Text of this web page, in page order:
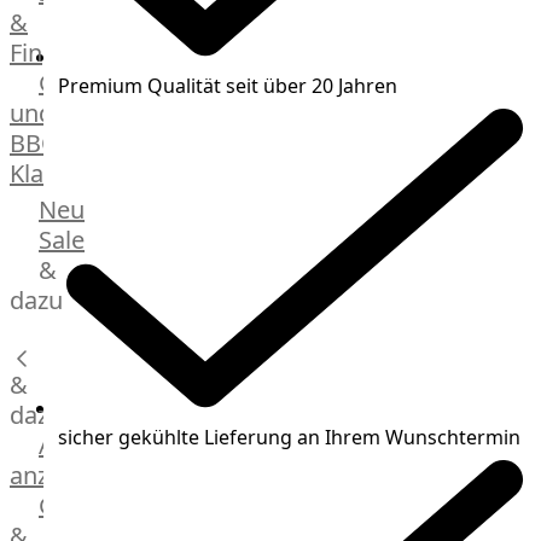
Manufaktur
Bratwurstsets
Toppings
Hackfleisch
Aufschnitt
Schinken
&
Fingerfood
Grill-
und
BBQ-
Klassiker
Beilagen
Brot
Brötchen
Burger
Buns
&
Hot
Dog
Brötchen
Desserts
Neu
Sale
&
dazu
&
dazu
Alle
anzeigen
Gewürze
Premium Qualität seit über 20 Jahren
sicher gekühlte Lieferung an Ihrem Wunschtermin